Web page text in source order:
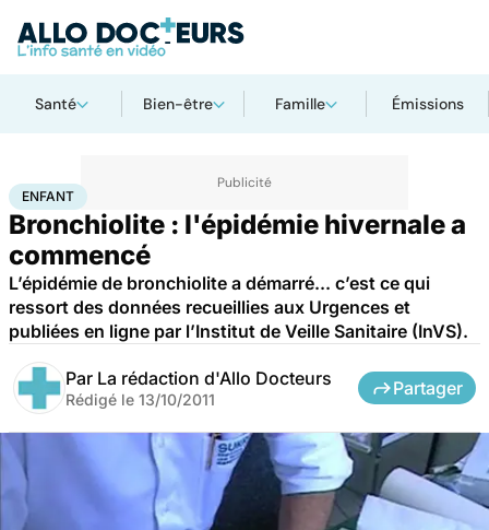
Santé Bien-être Famille Émissions
AccueilFamille
ENFANT
Bronchiolite : l'épidémie hivernale a
commencé
L’épidémie de bronchiolite a démarré... c’est ce qui
ressort des données recueillies aux Urgences et
publiées en ligne par l’Institut de Veille Sanitaire (InVS).
Par La rédaction d'Allo Docteurs
Rédigé le 13/10/2011
Partager